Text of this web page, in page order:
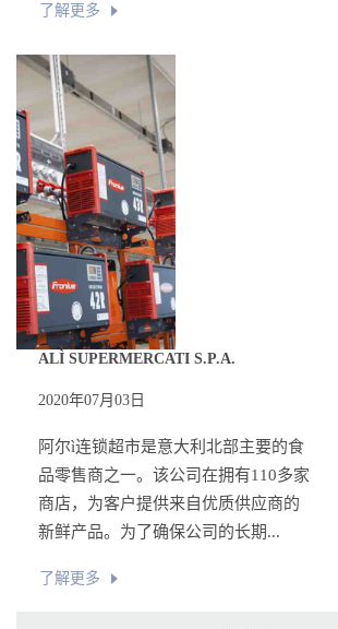
了解更多
ALÌ SUPERMERCATI S.P.A.
2020年07月03日
阿尔ì连锁超市是意大利北部主要的食
品零售商之一。该公司在拥有110多家
商店，为客户提供来自优质供应商的
新鲜产品。为了确保公司的长期...
了解更多